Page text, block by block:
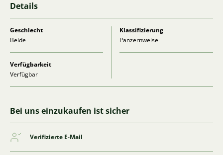
Details
Geschlecht
Beide
Klassifizierung
Panzernwelse
Verfügbarkeit
Verfügbar
Bei uns einzukaufen ist sicher
Verifizierte E-Mail